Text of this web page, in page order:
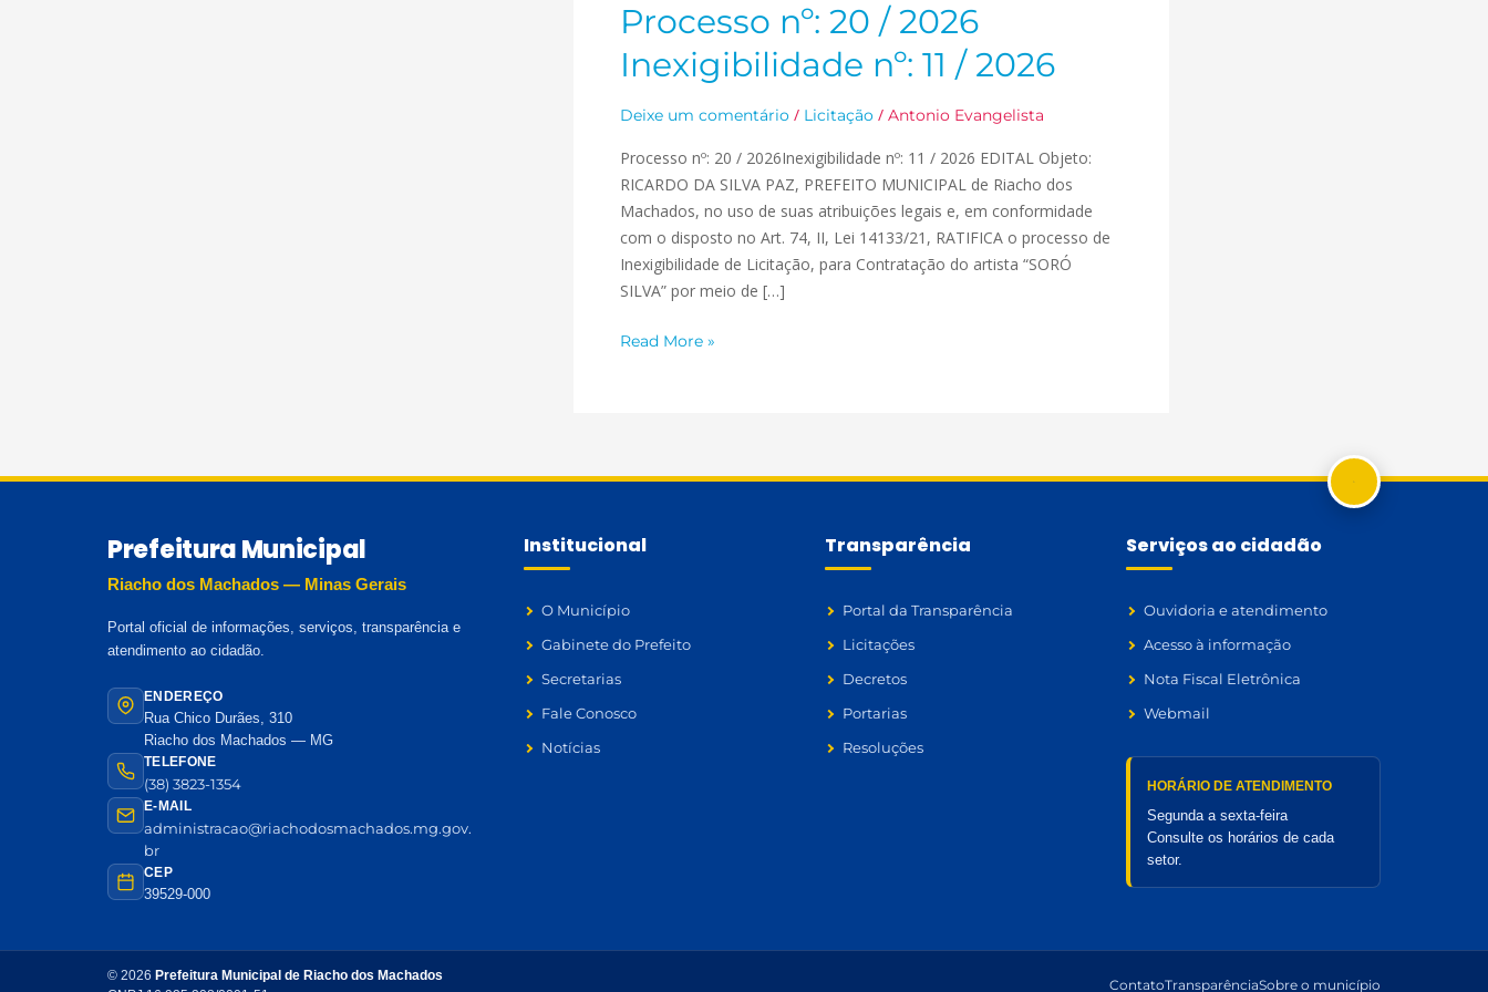
Processo nº: 20 / 2026
Inexigibilidade nº: 11 / 2026
Deixe um comentário / Licitação /Antonio Evangelista
Processo nº: 20 / 2026Inexigibilidade nº: 11 / 2026 EDITAL Objeto:
RICARDO DA SILVA PAZ, PREFEITO MUNICIPAL de Riacho dos
Machados, no uso de suas atribuições legais e, em conformidade
com o disposto no Art. 74, II, Lei 14133/21, RATIFICA o processo de
Inexigibilidade de Licitação, para Contratação do artista “SORÓ
SILVA” por meio de […]
Processo
nº:
20
2026
Read More »
Prefeitura Municipal
Riacho dos Machados — Minas Gerais
Portal oficial de informações, serviços, transparência e
atendimento ao cidadão.
ENDEREÇO
Rua Chico Durães, 310
Riacho dos Machados — MG
TELEFONE
(38) 3823-1354
E-MAIL
administracao@riachodosmachados.mg.gov.
br
CEP
39529-000
Institucional
O Município
Gabinete do Prefeito
Secretarias
Fale Conosco
Notícias
Transparência
Portal da Transparência
Licitações
Decretos
Portarias
Resoluções
Serviços ao cidadão
Ouvidoria e atendimento
Acesso à informação
Nota Fiscal Eletrônica
Webmail
HORÁRIO DE ATENDIMENTO
Segunda a sexta-feira
Consulte os horários de cada
setor.
© 2026 Prefeitura Municipal de Riacho dos Machados
ContatoTransparênciaSobre o município